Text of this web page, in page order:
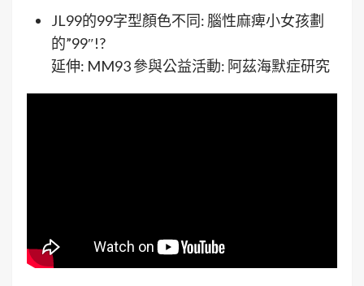
JL99的99字型顏色不同: 腦性麻痺小女孩劃
的”99″!?
延伸: MM93 參與公益活動: 阿茲海默症研究